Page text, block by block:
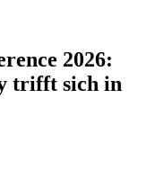
2026:
trifft sich in